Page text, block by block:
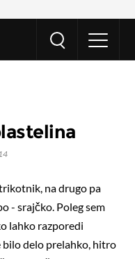
na drugo pa
- srajčko. Poleg sem
lahko razporedi
bilo delo prelahko, hitro